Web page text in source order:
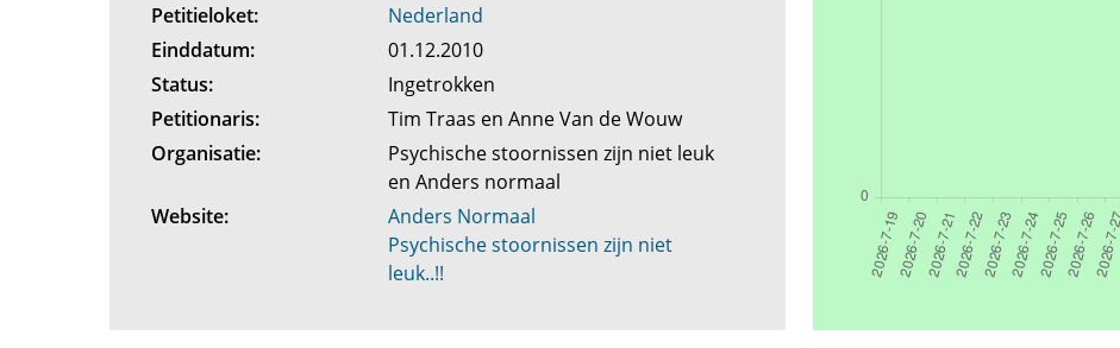
Petitieloket:
Nederland
Einddatum:
01.12.2010
Status:
Ingetrokken
Petitionaris:
Tim Traas en Anne Van de Wouw
Organisatie:
Psychische stoornissen zijn niet leuk
en Anders normaal
Website:
Anders Normaal
Psychische stoornissen zijn niet
leuk..!!